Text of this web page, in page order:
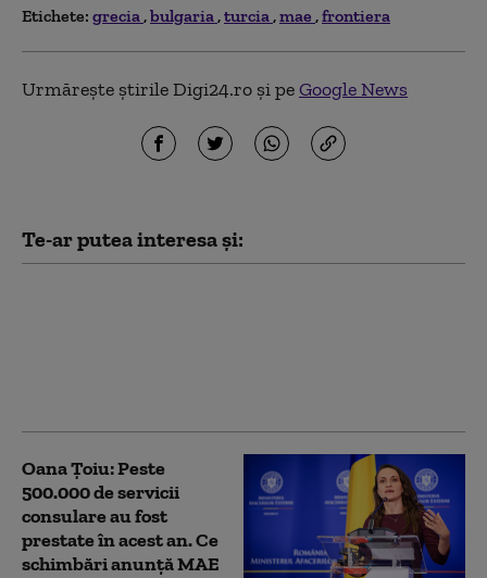
Etichete: grecia bulgaria turcia mae frontiera
Urmărește știrile Digi24.ro și peGoogle News
Te-ar putea interesa și:
Oana Țoiu: Peste
500.000 de servicii
consulare au fost
prestate în acest an. Ce
schimbări anunță MAE